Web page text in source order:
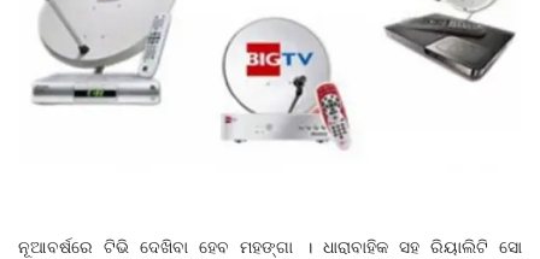
ନୂଆବର୍ଷରେ ଟିଭି ଦେଖିବା ହେବ ମହଙ୍ଗା । ଧାରାବାହିକ ସହ ରିୟାଲିଟି ସୋ